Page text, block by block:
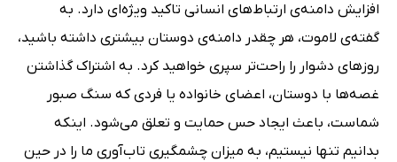
افزایش دامنه‌ی ارتباط‌های انسانی تاکید ویژه‌ای دارد. به
گفته‌ی لاموت، هر چقدر دامنه‌ی دوستان بیشتری داشته باشید،
روزهای دشوار را راحت‌تر سپری خواهید کرد. به اشتراک گذاشتن
غصه‌ها با دوستان، اعضای خانواده یا فردی که سنگ صبور
شماست، باعث ایجاد حس حمایت و تعلق می‌شود. اینکه
بدانیم تنها نیستیم، به میزان چشمگیری تاب‌آوری ما را در حین